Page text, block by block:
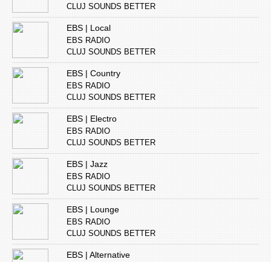
CLUJ SOUNDS BETTER
EBS | Local
EBS RADIO
CLUJ SOUNDS BETTER
EBS | Country
EBS RADIO
CLUJ SOUNDS BETTER
EBS | Electro
EBS RADIO
CLUJ SOUNDS BETTER
EBS | Jazz
EBS RADIO
CLUJ SOUNDS BETTER
EBS | Lounge
EBS RADIO
CLUJ SOUNDS BETTER
EBS | Alternative